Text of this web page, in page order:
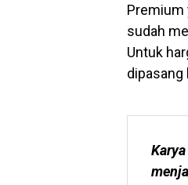
Premium
sudah
Untuk
dipasang